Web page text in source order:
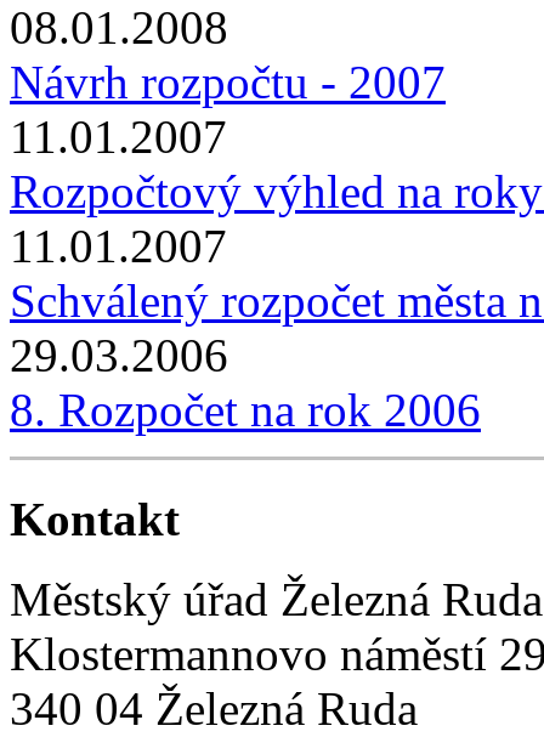
08.01.2008
Návrh rozpočtu - 2007
11.01.2007
Rozpočtový výhled na
11.01.2007
Schválený rozpočet města
29.03.2006
8. Rozpočet na rok 2006
Kontakt
Městský úřad Železná Ruda
Klostermannovo náměstí
340 04 Železná Ruda